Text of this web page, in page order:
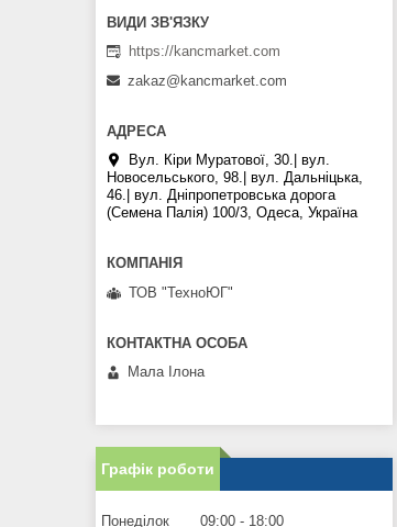
https://kancmarket.com
zakaz@kancmarket.com
Вул. Кіри Муратової, 30.| вул.
Новосельського, 98.| вул. Дальніцька,
46.| вул. Дніпропетровська дорога
(Семена Палія) 100/3, Одеса, Україна
ТОВ "ТехноЮГ"
Мала Iлона
Графік роботи
Понеділок 09:00
18:00